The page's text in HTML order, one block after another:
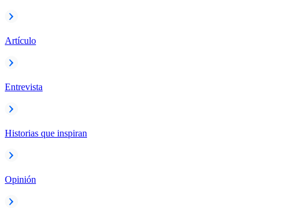
Artículo
Entrevista
Historias que inspiran
Opinión